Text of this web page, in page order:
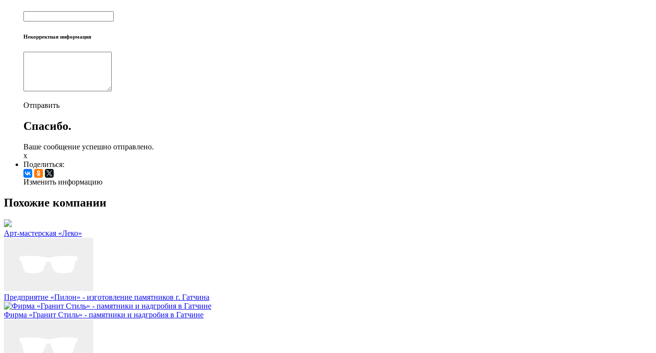
Некорректная информация
Отправить
Спасибо.
Ваше сообщение успешно отправлено.
x
Поделиться:
Изменить информацию
Похожие компании
Арт-мастерская «Леко»
Предприятие «Пилон» - изготовление памятников г. Гатчина
Фирма «Гранит Стиль» - памятники и надгробия в Гатчине